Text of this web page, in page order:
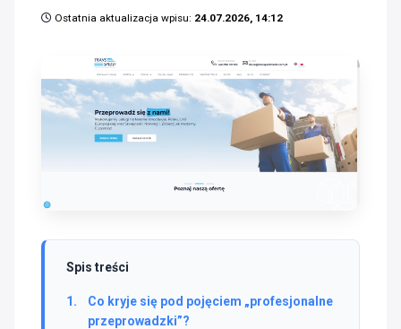
Ostatnia aktualizacja wpisu: 24.07.2026, 14:12
Spis treści
Co kryje się pod pojęciem „profesjonalne
przeprowadzki”?